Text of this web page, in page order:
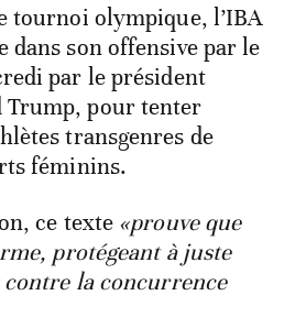
tournoi olympique, l’IBA
dans son offensive par le
par le président
Trump, pour tenter
transgenres de
féminins.
ce texte «prouve que
protégeant à juste
la concurrence